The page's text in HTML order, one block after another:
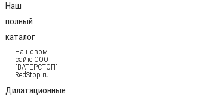
Наш
полный
каталог
На новом
сайте ООО
"ВАТЕРСТОП"
RedStop.ru
Дилатационные